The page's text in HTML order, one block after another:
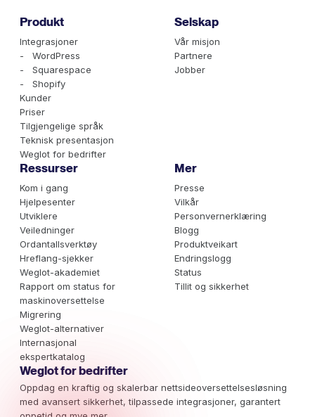
Produkt
Integrasjoner
- WordPress
- Squarespace
- Shopify
Kunder
Priser
Tilgjengelige språk
Teknisk presentasjon
Weglot for bedrifter
Selskap
Vår misjon
Partnere
Jobber
Ressurser
Kom i gang
Hjelpesenter
Utviklere
Veiledninger
Ordantallsverktøy
Hreflang-sjekker
Weglot-akademiet
Rapport om status for
maskinoversettelse
Migrering
Weglot-alternativer
Internasjonal
ekspertkatalog
Mer
Presse
Vilkår
Personvernerklæring
Blogg
Produktveikart
Endringslogg
Status
Tillit og sikkerhet
Weglot for bedrifter
Oppdag en kraftig og skalerbar nettsideoversettelsesløsning
med avansert sikkerhet, tilpassede integrasjoner, garantert